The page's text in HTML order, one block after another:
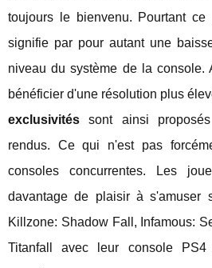
toujours le bienvenu. Pourtant
signifie par pour autant une
niveau du système de la console.
bénéficier d'une résolution plus
exclusivités sont ainsi
rendus. Ce qui n'est pas
consoles concurrentes. Les
davantage de plaisir à s'amuser
Killzone: Shadow Fall, Infamous:
Titanfall avec leur console